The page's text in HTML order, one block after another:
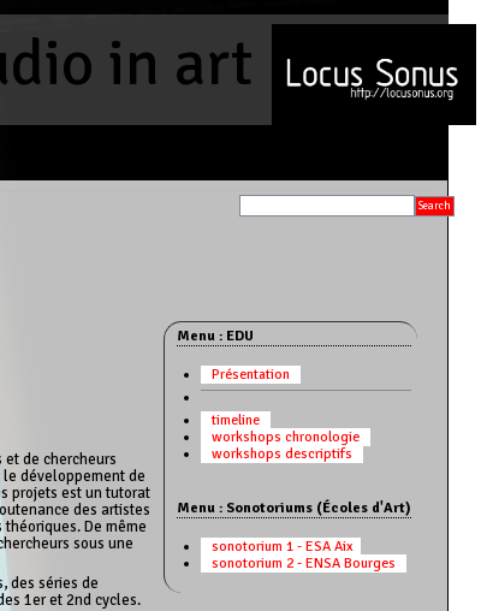
in art
Menu : EDU
Présentation
timeline
workshops chronologie
workshops descriptifs
Menu : Sonotoriums (Écoles d'Art)
sonotorium 1 - ESA Aix
sonotorium 2 - ENSA Bourges
de chercheurs
développement de
projets est un tutorat
des artistes
De même
sous une
des séries de
1er et 2nd cycles.